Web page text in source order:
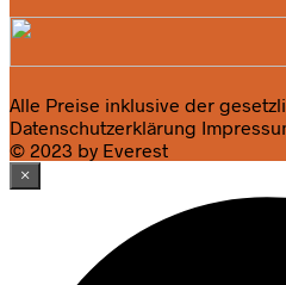
Alle Preise inklusive der
Datenschutzerklärung
© 2023 by Everest
×